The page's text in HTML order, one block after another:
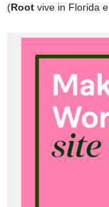
(Root vive in Florida e